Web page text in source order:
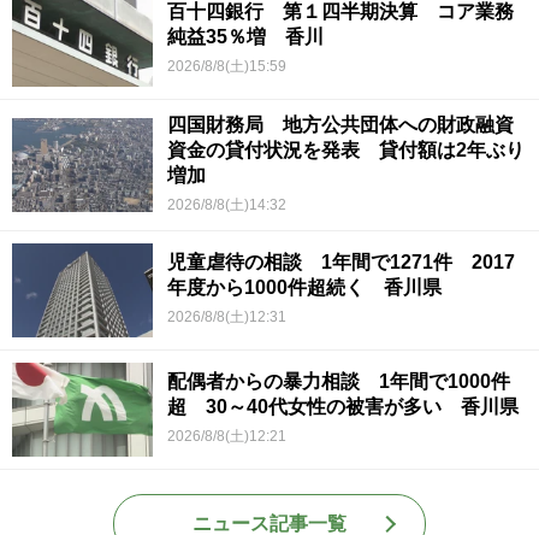
百十四銀行 第１四半期決算 コア業務
純益35％増 香川
2026/8/8(土)15:59
四国財務局 地方公共団体への財政融資
資金の貸付状況を発表 貸付額は2年ぶり
増加
2026/8/8(土)14:32
児童虐待の相談 1年間で1271件 2017
年度から1000件超続く 香川県
2026/8/8(土)12:31
配偶者からの暴力相談 1年間で1000件
超 30～40代女性の被害が多い 香川県
2026/8/8(土)12:21
ニュース記事一覧